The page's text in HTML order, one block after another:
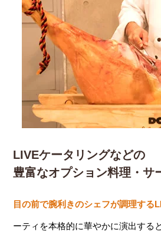
LIVEケータリングなどの
豊富なオプション料理・サ
目の前で腕利きのシェフが調理する
ーティを本格的に華やかに演出する